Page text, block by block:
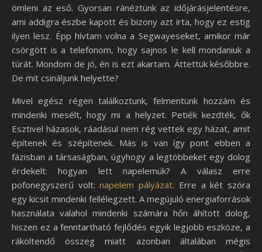
ömleni az eső. Gyorsan ránéztünk az időjárásjelentésre,
ami addigra észbe kapott és bizony azt írta, hogy ez estig
ilyen lesz. Épp hívtam volna a Segwayeseket, amikor már
csörgött is a telefonom, hogy sajnos le kell mondaniuk a
túrát. Mondom de jó, én is ezt akartam. Áttettük későbbre.
De mit csináljunk helyette?
Mivel egész régen találkoztunk, felmentünk hozzám és
mindenki mesélt, hogy mi a helyzet. Petiék kezdték, ők
Esztivel házasok, ráadásul nem rég vettek egy házat, amit
építenek és szépítenek. Más is van így pont ebben a
fázisban a társaságban, úgyhogy a legtöbbeket egy dolog
érdekelt: hogyan lett napelemük? A válasz erre
pofonegyszerű volt:napelem pályázat. Erre a két szóra
egy kicsit mindenki fellélegzett. A megújuló energiaforrások
használata valahol mindenki számára hőn áhított dolog,
hiszen ez a fenntartható fejlődés egyik legjobb eszköze, a
ráköltendő összeg miatt azonban általában mégis